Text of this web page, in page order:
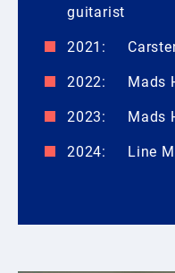
guitarist
2021:
2022: Mads
2023: Mads
2024: Line